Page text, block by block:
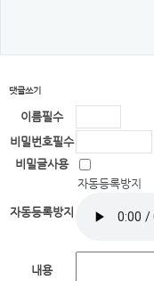
댓글쓰기
이름필수
비밀번호필수
비밀글사용
자동등록방지
자동등록방지
내용